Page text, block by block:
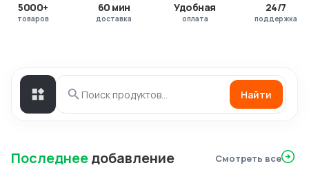
5000+
товаров
60 мин
доставка
Удобная
оплата
24/7
поддержка
Найти
Последнеедобавление Смотреть все